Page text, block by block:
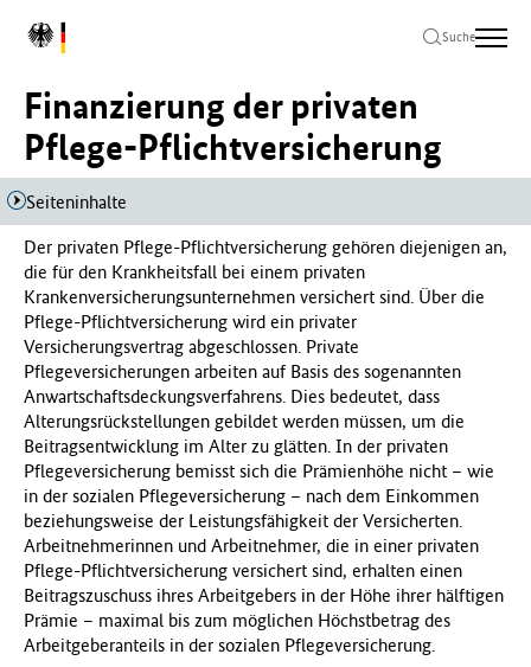
Hauptinhalt
springen
Hauptnavigation
springen
Seitenende
springen
L
o
B
u
n
d
e
s
m
i
n
i
s
t
e
r
i
u
m
f
ü
r
G
e
Suche
Finanzierung der privaten
Pflege-Pflichtversicherung
Seiteninhalte
Der privaten Pflege-Pflichtversicherung gehören diejenigen an,
die für den Krankheitsfall bei einem privaten
Krankenversicherungsunternehmen versichert sind. Über die
Pflege-Pflichtversicherung wird ein privater
Versicherungsvertrag abgeschlossen. Private
Pflegeversicherungen arbeiten auf Basis des sogenannten
Anwartschaftsdeckungsverfahrens. Dies bedeutet, dass
Alterungsrückstellungen gebildet werden müssen, um die
Beitragsentwicklung im Alter zu glätten. In der privaten
Pflegeversicherung bemisst sich die Prämienhöhe nicht – wie
in der sozialen Pflegeversicherung – nach dem Einkommen
beziehungsweise der Leistungsfähigkeit der Versicherten.
Arbeitnehmerinnen und Arbeitnehmer, die in einer privaten
Pflege-Pflichtversicherung versichert sind, erhalten einen
Beitragszuschuss ihres Arbeitgebers in der Höhe ihrer hälftigen
Prämie – maximal bis zum möglichen Höchstbetrag des
Arbeitgeberanteils in der sozialen Pflegeversicherung.